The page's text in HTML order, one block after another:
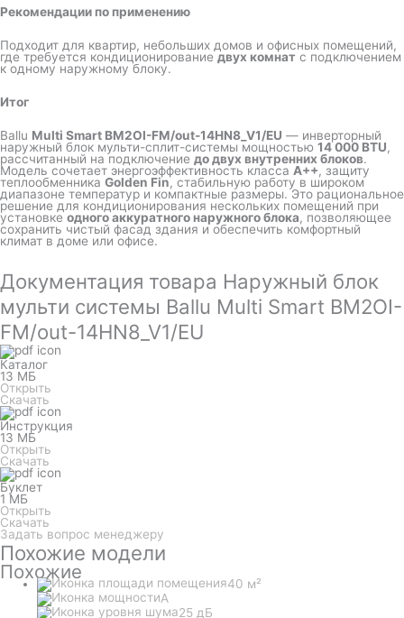
Рекомендации по применению
Подходит для квартир, небольших домов и офисных помещений,
где требуется кондиционирование двух комнат с подключением
к одному наружному блоку.
Итог
Ballu Multi Smart BM2OI-FM/out-14HN8_V1/EU — инверторный
наружный блок мульти-сплит-системы мощностью 14 000 BTU,
рассчитанный на подключение до двух внутренних блоков.
Модель сочетает энергоэффективность класса A++, защиту
теплообменника Golden Fin, стабильную работу в широком
диапазоне температур и компактные размеры. Это рациональное
решение для кондиционирования нескольких помещений при
установке одного аккуратного наружного блока, позволяющее
сохранить чистый фасад здания и обеспечить комфортный
климат в доме или офисе.
Документация товара Наружный блок
мульти системы Ballu Multi Smart BM2OI-
FM/out-14HN8_V1/EU
Каталог
13 МБ
Открыть
Скачать
Инструкция
13 МБ
Открыть
Скачать
Буклет
1 МБ
Открыть
Скачать
Задать вопрос менеджеру
Похожие модели
Похожие
40 м²
A
25 дБ